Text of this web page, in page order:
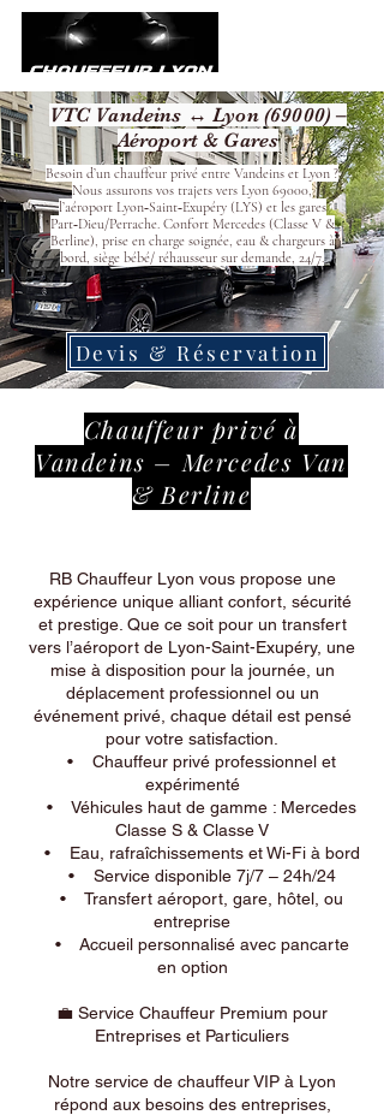
VTC Vandeins ↔ Lyon (69000) –
Aéroport & Gares
Besoin d’un chauffeur privé entre Vandeins et Lyon ?
Nous assurons vos trajets vers Lyon 69000,
l’aéroport Lyon‑Saint‑Exupéry (LYS) et les gares
Part‑Dieu/Perrache. Confort Mercedes (Classe V &
Berline), prise en charge soignée, eau & chargeurs à
bord, siège bébé/ réhausseur sur demande, 24/7.
Devis & Réservation
Chauffeur privé à
Vandeins – Mercedes Van
& Berline
RB Chauffeur Lyon vous propose une
expérience unique alliant confort, sécurité
et prestige. Que ce soit pour un transfert
vers l’aéroport de Lyon-Saint-Exupéry, une
mise à disposition pour la journée, un
déplacement professionnel ou un
événement privé, chaque détail est pensé
pour votre satisfaction.
• Chauffeur privé professionnel et
expérimenté
• Véhicules haut de gamme : Mercedes
Classe S & Classe V
• Eau, rafraîchissements et Wi-Fi à bord
• Service disponible 7j/7 – 24h/24
• Transfert aéroport, gare, hôtel, ou
entreprise
• Accueil personnalisé avec pancarte
en option
💼 Service Chauffeur Premium pour
Entreprises et Particuliers
Notre service de chauffeur VIP à Lyon
répond aux besoins des entreprises,